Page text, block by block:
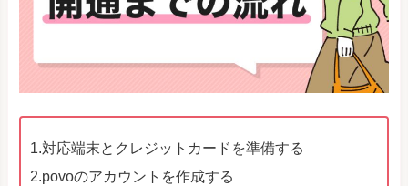
1.対応端末とクレジットカードを準備する
2.povoのアカウントを作成する